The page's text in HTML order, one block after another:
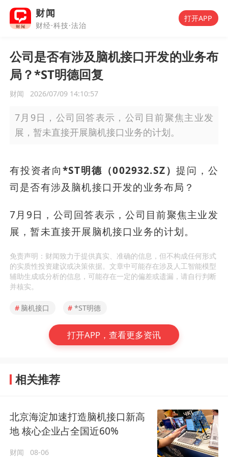
财闻
财经·科技·法治
打开APP
公司是否有涉及脑机接口开发的业务布
局？*ST明德回复
财闻 2026/07/09 14:10:57
7月9日，公司回答表示，公司目前聚焦主业发
展，暂未直接开展脑机接口业务的计划。
有投资者向*ST明德（002932.SZ）提问，公
司是否有涉及脑机接口开发的业务布局？
7月9日，公司回答表示，公司目前聚焦主业发
展，暂未直接开展脑机接口业务的计划。
免责声明：财闻致力于提供真实、准确的信息，但不构成任何形式
的实质性投资建议或决策依据。文章中可能存在涉及人工智能模型
辅助生成或分析的信息，可能存在一定的偏差或遗漏，请自行判断
并核实。
# 脑机接口 # *ST明德
打开APP，查看更多资讯
相关推荐
北京海淀加速打造脑机接口新高
地 核心企业占全国近60%
财闻 08-06